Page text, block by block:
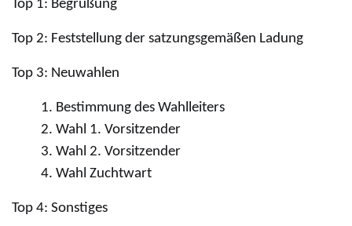
Top 1: Begrüßung
Top 2: Feststellung der satzungsgemäßen Ladung
Top 3: Neuwahlen
Bestimmung des Wahlleiters
Wahl 1. Vorsitzender
Wahl 2. Vorsitzender
Wahl Zuchtwart
Top 4: Sonstiges